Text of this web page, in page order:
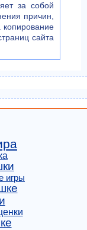
за собой
причин,
копирование
сайта
игры